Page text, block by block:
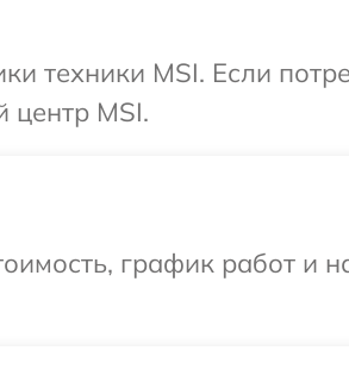
техники MSI. Если
центр MSI.
график работ и